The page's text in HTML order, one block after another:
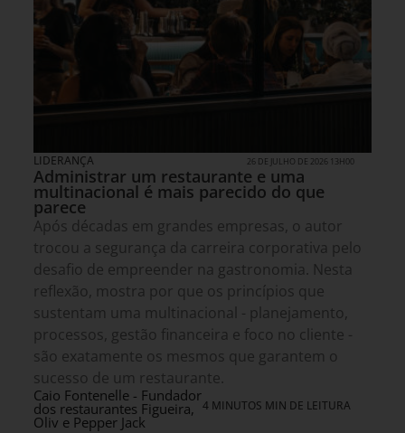
LIDERANÇA 26 DE JULHO DE 2026 13H00
Administrar um restaurante e uma
multinacional é mais parecido do que
parece
Após décadas em grandes empresas, o autor
trocou a segurança da carreira corporativa pelo
desafio de empreender na gastronomia. Nesta
reflexão, mostra por que os princípios que
sustentam uma multinacional - planejamento,
processos, gestão financeira e foco no cliente -
são exatamente os mesmos que garantem o
sucesso de um restaurante.
Caio Fontenelle - Fundador
dos restaurantes Figueira,
Oliv e Pepper Jack
4 MINUTOS MIN DE LEITURA